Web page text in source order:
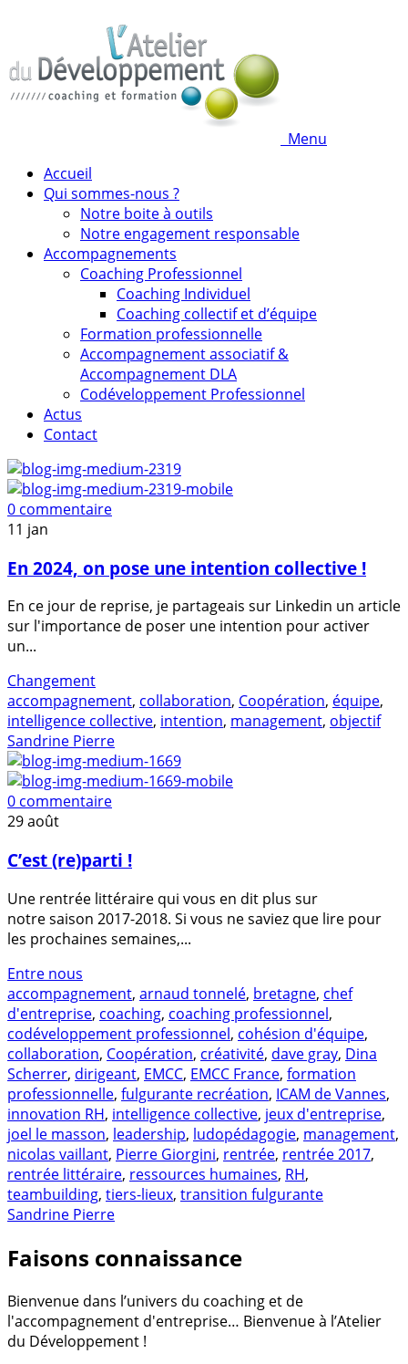
Menu
Accueil
Qui sommes-nous ?
Notre boite à outils
Notre engagement responsable
Accompagnements
Coaching Professionnel
Coaching Individuel
Coaching collectif et d’équipe
Formation professionnelle
Accompagnement associatif &
Accompagnement DLA
Codéveloppement Professionnel
Actus
Contact
0 commentaire
11 jan
En 2024, on pose une intention collective !
En ce jour de reprise, je partageais sur Linkedin un article
sur l'importance de poser une intention pour activer
un...
Changement
accompagnement, collaboration, Coopération, équipe,
intelligence collective, intention, management, objectif
Sandrine Pierre
0 commentaire
29août
C’est (re)parti !
Une rentrée littéraire qui vous en dit plus sur
notre saison 2017-2018. Si vous ne saviez que lire pour
les prochaines semaines,...
Entre nous
accompagnement, arnaud tonnelé, bretagne, chef
d'entreprise, coaching, coaching professionnel,
codéveloppement professionnel, cohésion d'équipe,
collaboration, Coopération, créativité, dave gray, Dina
Scherrer, dirigeant, EMCC, EMCC France, formation
professionnelle, fulgurante recréation, ICAM de Vannes,
innovation RH, intelligence collective, jeux d'entreprise,
joel le masson, leadership, ludopédagogie, management,
nicolas vaillant, Pierre Giorgini, rentrée, rentrée 2017,
rentrée littéraire, ressources humaines, RH,
teambuilding, tiers-lieux, transition fulgurante
Sandrine Pierre
Faisons connaissance
Bienvenue dans l’univers du coaching et de
l'accompagnement d'entreprise… Bienvenue à l’Atelier
du Développement !